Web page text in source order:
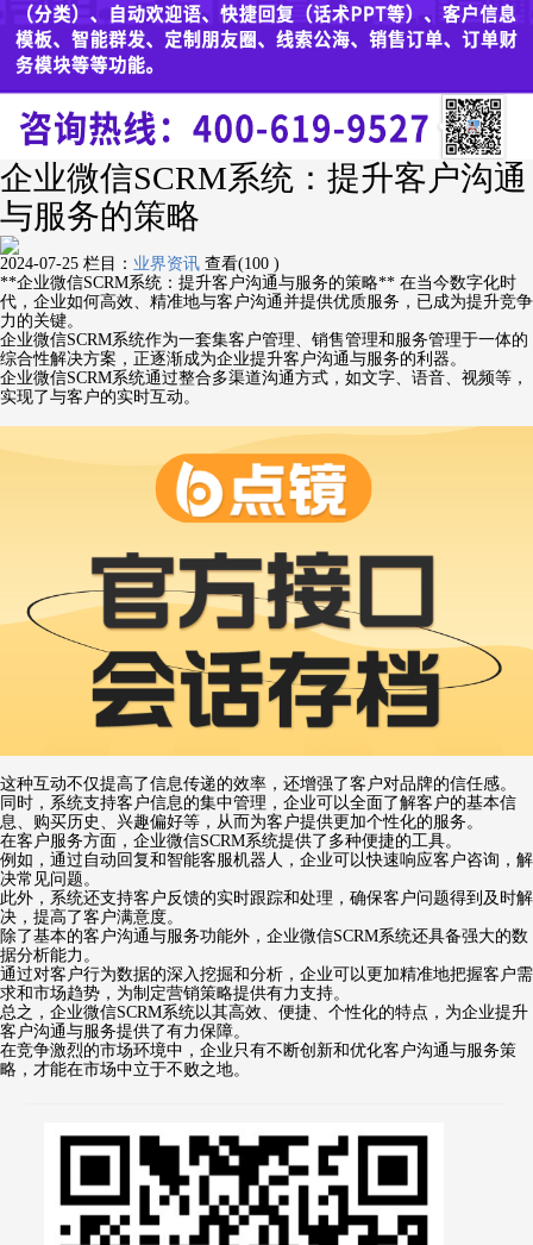
企业微信SCRM系统：提升客户沟通
与服务的策略
2024-07-25 栏目： 业界资讯 查看(100 )
**企业微信SCRM系统：提升客户沟通与服务的策略** 在当今数字化时
代，企业如何高效、精准地与客户沟通并提供优质服务，已成为提升竞争
力的关键。
企业微信SCRM系统作为一套集客户管理、销售管理和服务管理于一体的
综合性解决方案，正逐渐成为企业提升客户沟通与服务的利器。
企业微信SCRM系统通过整合多渠道沟通方式，如文字、语音、视频等，
实现了与客户的实时互动。
这种互动不仅提高了信息传递的效率，还增强了客户对品牌的信任感。
同时，系统支持客户信息的集中管理，企业可以全面了解客户的基本信
息、购买历史、兴趣偏好等，从而为客户提供更加个性化的服务。
在客户服务方面，企业微信SCRM系统提供了多种便捷的工具。
例如，通过自动回复和智能客服机器人，企业可以快速响应客户咨询，解
决常见问题。
此外，系统还支持客户反馈的实时跟踪和处理，确保客户问题得到及时解
决，提高了客户满意度。
除了基本的客户沟通与服务功能外，企业微信SCRM系统还具备强大的数
据分析能力。
通过对客户行为数据的深入挖掘和分析，企业可以更加精准地把握客户需
求和市场趋势，为制定营销策略提供有力支持。
总之，企业微信SCRM系统以其高效、便捷、个性化的特点，为企业提升
客户沟通与服务提供了有力保障。
在竞争激烈的市场环境中，企业只有不断创新和优化客户沟通与服务策
略，才能在市场中立于不败之地。